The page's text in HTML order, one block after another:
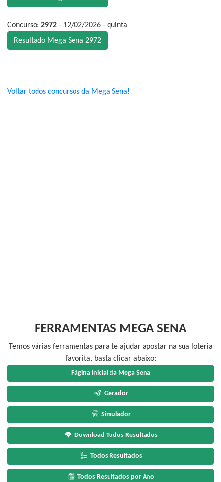
Concurso: 2972 - 12/02/2026 - quinta
Resultado Mega Sena 2972
Voltar todos concursos da Mega Sena!
FERRAMENTAS MEGA SENA
Temos várias ferramentas para te ajudar apostar na sua loteria
favorita, basta clicar abaixo:
Página inicial da Mega Sena
Gerador
Simulador
Download Todos Resultados
Todos Resultados
Todos Resultados por Ano